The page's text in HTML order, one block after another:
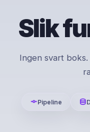
Slik
Ingen svart
Pipeline